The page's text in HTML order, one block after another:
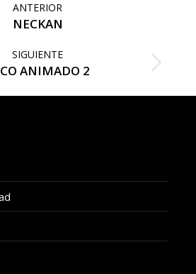
ANTERIOR
Publicación
NECKAN
SIGUIENTE
Publicación
ANIMADO 2